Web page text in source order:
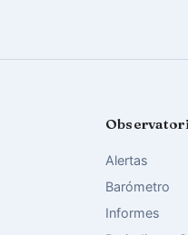
Alertas
Barómetro
Informes